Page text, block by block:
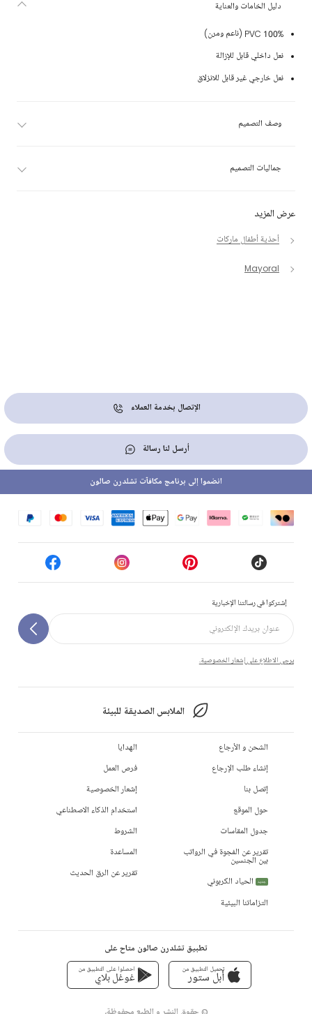
عرض المزيد
أحذية أطفال ماركات
Mayoral
دليل الخامات والعناية
100% PVC (ناعم ومرن)
نعل داخلي قابل للإزالة
نعل خارجي غير قابل للانزلاق
وصف التصميم
جماليات التصميم
الإتصال بخدمة العملاء
أرسل لنا رسالة
إشتركوا في رسالتنا الإخبارية
يرجى الاطلاع على إشعار الخصوصية.
الملابس الصديقة للبيئة
انضموا إلى برنامج مكافآت تشلدرن صالون
الشحن و الأرجاع
إنشاء طلب الإرجاع
إتصل بنا
حول الموقع
جدول المقاسات
تقرير عن الفجوة في الرواتب
بين الجنسين
جديد
الحياد الكربوني
التزاماتنا البيئية
الهدايا
فرص العمل
إشعار الخصوصية
استخدام الذكاء الاصطناعي
الشروط
المساعدة
تقرير عن الرق الحديث
تطبيق تشلدرن صالون متاح على
تحميل التطبيق من
أبل ستور
احصلوا على التطبيق من
غوغل بلاي